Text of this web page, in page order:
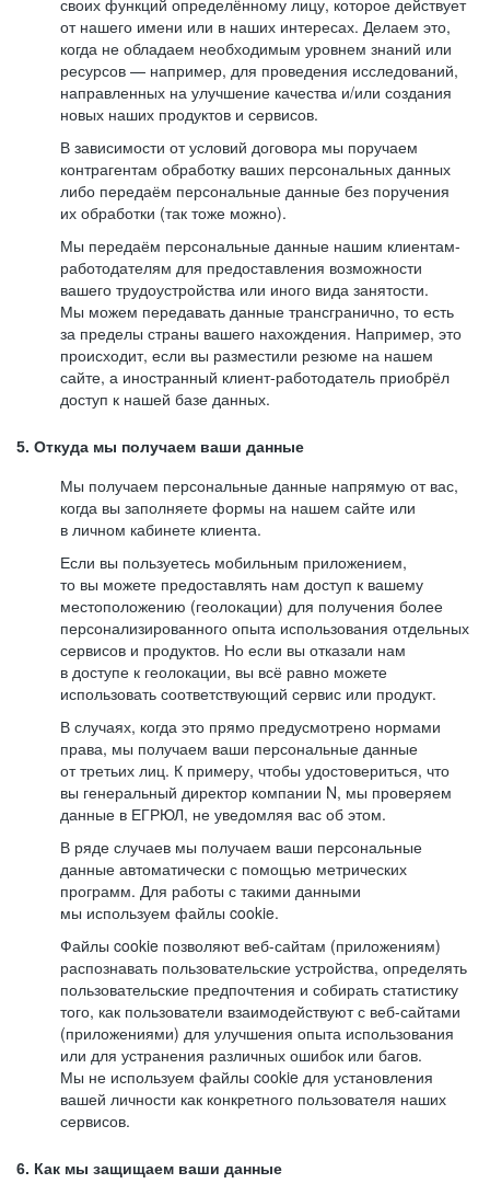
своих функций определённому лицу, которое действует
от нашего имени или в наших интересах. Делаем это,
когда не обладаем необходимым уровнем знаний или
ресурсов — например, для проведения исследований,
направленных на улучшение качества и/или создания
новых наших продуктов и сервисов.
В зависимости от условий договора мы поручаем
контрагентам обработку ваших персональных данных
либо передаём персональные данные без поручения
их обработки (так тоже можно).
Мы передаём персональные данные нашим клиентам-
работодателям для предоставления возможности
вашего трудоустройства или иного вида занятости.
Мы можем передавать данные трансгранично, то есть
за пределы страны вашего нахождения. Например, это
происходит, если вы разместили резюме на нашем
сайте, а иностранный клиент-работодатель приобрёл
доступ к нашей базе данных.
5. Откуда мы получаем ваши данные
Мы получаем персональные данные напрямую от вас,
когда вы заполняете формы на нашем сайте или
в личном кабинете клиента.
Если вы пользуетесь мобильным приложением,
то вы можете предоставлять нам доступ к вашему
местоположению (геолокации) для получения более
персонализированного опыта использования отдельных
сервисов и продуктов. Но если вы отказали нам
в доступе к геолокации, вы всё равно можете
использовать соответствующий сервис или продукт.
В случаях, когда это прямо предусмотрено нормами
права, мы получаем ваши персональные данные
от третьих лиц. К примеру, чтобы удостовериться, что
вы генеральный директор компании N, мы проверяем
данные в ЕГРЮЛ, не уведомляя вас об этом.
В ряде случаев мы получаем ваши персональные
данные автоматически с помощью метрических
программ. Для работы с такими данными
мы используем файлы cookie.
Файлы cookie позволяют веб-сайтам (приложениям)
распознавать пользовательские устройства, определять
пользовательские предпочтения и собирать статистику
того, как пользователи взаимодействуют с веб-сайтами
(приложениями) для улучшения опыта использования
или для устранения различных ошибок или багов.
Мы не используем файлы cookie для установления
вашей личности как конкретного пользователя наших
сервисов.
6. Как мы защищаем ваши данные